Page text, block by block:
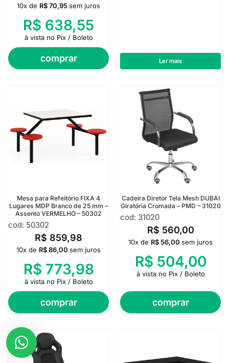
comprar
10x de R$70,95sem juros
R$ 638,55
à vista no Pix / Boleto
Ler mais
Mesa para Refeitório FIXA 4
Lugares MDP Branco de 25 mm –
Assento VERMELHO – 50302
cod: 50302
R$ 859,98
comprar
10x de R$86,00 sem juros
R$ 773,98
à vista no Pix / Boleto
Cadeira Diretor Tela Mesh DUBAI
Giratória Cromada – PMD – 31020
cod: 31020
R$ 560,00
comprar
10x de R$56,00 sem juros
R$ 504,00
à vista no Pix / Boleto